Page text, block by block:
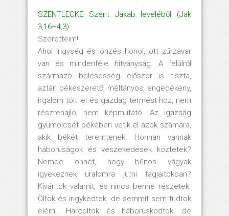
SZENTLECKE Szent Jakab leveléből (Jak
3,16–4,3)
Szeretteim!
Ahol irigység és önzés honol, ott zűrzavar
van és mindenféle hitványság. A felülről
származó bölcsesség először is tiszta,
aztán békeszerető, méltányos, engedékeny,
irgalom tölti el és gazdag termést hoz, nem
részrehajló, nem képmutató. Az igazság
gyümölcsét békében vetik el azok számára,
akik békét teremtenek. Honnan vannak
háborúságok és veszekedések köztetek?
Nemde onnét, hogy bűnös vágyak
igyekeznek uralomra jutni tagjaitokban?
Kívántok valamit, és nincs benne részetek.
Öltök és irigykedtek, de semmit sem tudtok
elérni. Harcoltok és háborúskodtok, de